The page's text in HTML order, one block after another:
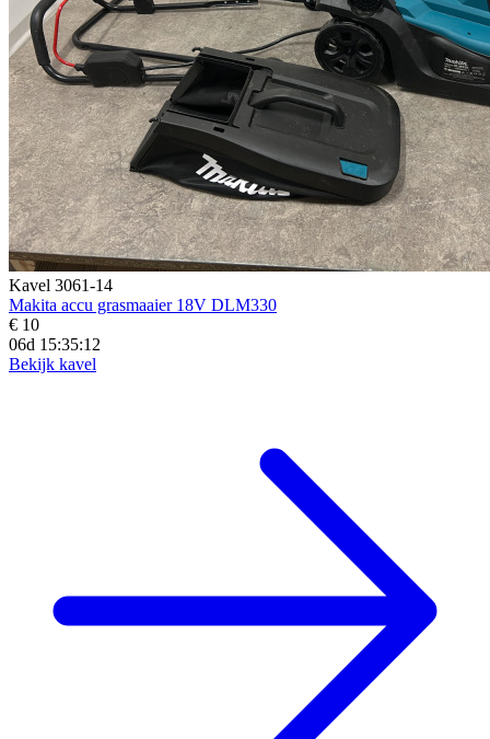
Kavel 3061-14
Makita accu grasmaaier 18V DLM330
€ 10
06d 15:35:11
Bekijk kavel